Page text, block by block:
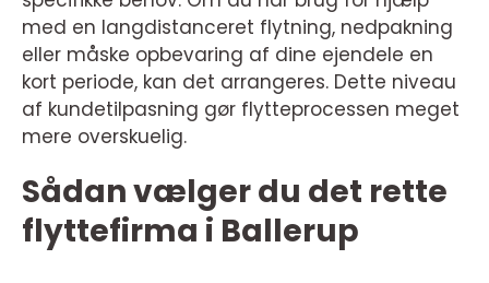
med en langdistanceret flytning, nedpakning
eller måske opbevaring af dine ejendele en
kort periode, kan det arrangeres. Dette niveau
af kundetilpasning gør flytteprocessen meget
mere overskuelig.
Sådan vælger du det rette
flyttefirma i Ballerup